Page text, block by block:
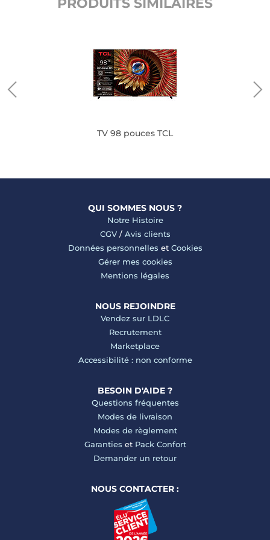
PRODUITS SIMILAIRES
TV 98 pouces TCL
QUI SOMMES NOUS ?
Notre Histoire
CGV/ Avis clients
Données personnelles et Cookies
Gérer mes cookies
Mentions légales
NOUS REJOINDRE
Vendez sur LDLC
Recrutement
Marketplace
Accessibilité : non conforme
BESOIN D'AIDE ?
Questions fréquentes
Modes de livraison
Modes de règlement
Garanties et Pack Confort
Demander un retour
NOUS CONTACTER :